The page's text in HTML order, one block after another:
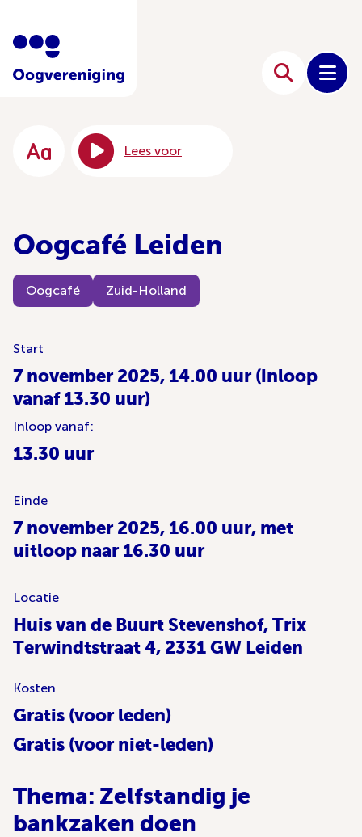
Lees voor
Oogcafé Leiden
Oogcafé Zuid-Holland
Start
7 november 2025, 14.00 uur (inloop
vanaf 13.30 uur)
Inloop vanaf:
13.30 uur
Einde
7 november 2025, 16.00 uur, met
uitloop naar 16.30 uur
Locatie
Huis van de Buurt Stevenshof, Trix
Terwindtstraat 4, 2331 GW Leiden
Kosten
Gratis (voor leden)
Gratis (voor niet-leden)
Thema: Zelfstandig je
bankzaken doen